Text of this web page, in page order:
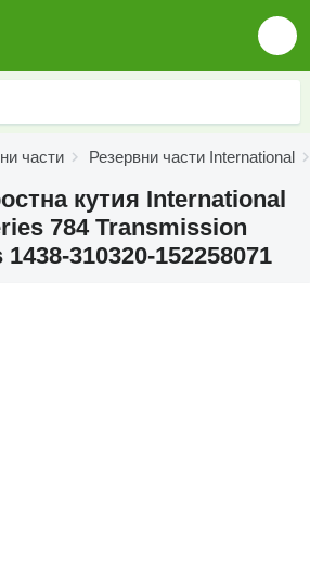
части Резервни части International
кутия International
784 Transmission
310320-152258071